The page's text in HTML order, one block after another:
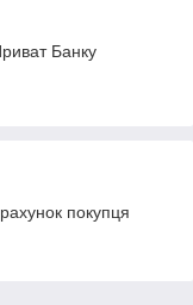
Банку
покупця